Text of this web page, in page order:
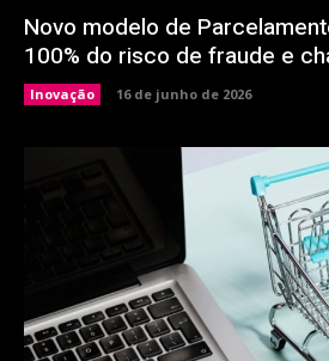
Novo modelo de
100% do risco de fraude e
Inovação 16 de junho de 2026